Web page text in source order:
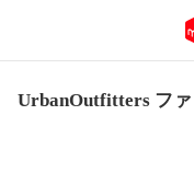
UrbanOutfitters フ